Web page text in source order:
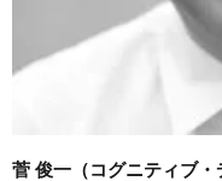
菅 俊一（コグニティブ・